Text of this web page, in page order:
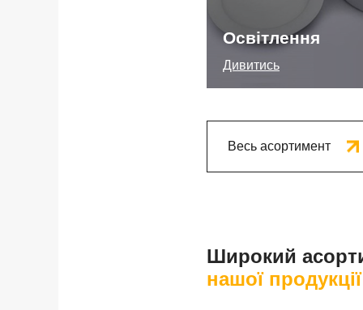
Освітлення
Дивитись
Весь асортимент
Широкий
нашої